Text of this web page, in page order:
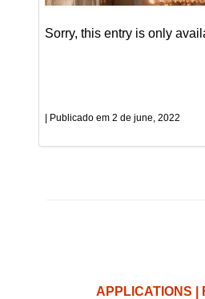
Sorry, this entry is only
2 de june, 2022
APPLICATIONS |